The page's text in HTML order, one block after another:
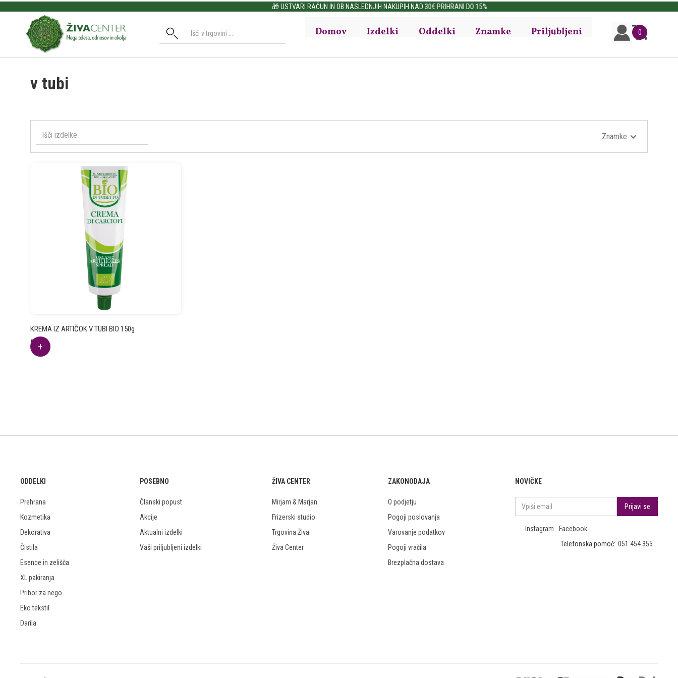
🎁 USTVARI RAČUN IN OB NASLEDNJIH NAKUPIH NAD 30€ PRIHRANI DO 15%
Domov Izdelki Oddelki Znamke Priljubljeni 0
v tubi
Znamke
KREMA IZ ARTIČOK V TUBI BIO 150g
5.22
€
ODDELKI
Prehrana
Kozmetika
Dekorativa
Čistila
Esence in zelišča
XL pakiranja
Pribor za nego
Eko tekstil
Darila
POSEBNO
Članski popust
Akcije
Aktualni izdelki
Vaši priljubljeni izdelki
ŽIVA CENTER
Mirjam & Marjan
Frizerski studio
Trgovina Živa
Živa Center
ZAKONODAJA
O podjetju
Pogoji poslovanja
Varovanje podatkov
Pogoji vračila
Brezplačna dostava
NOVIČKE
Instagram
Facebook
Telefonska pomoč: 051 454 355